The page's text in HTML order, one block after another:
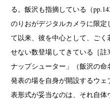
る。飯沢も指摘している（
のりおがデジタルカメラに限定
て以来、彼を中心として、ご
せない数登場してきている［
ナップシューター」（飯沢の
発表の場を自身が開設するウ
表形式が妥当なのは、それ自